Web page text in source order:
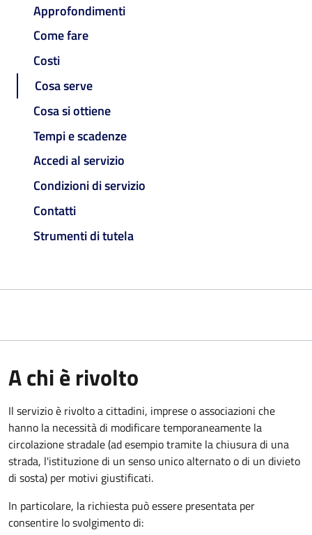
Approfondimenti
Come fare
Costi
Cosa serve
Cosa si ottiene
Tempi e scadenze
Accedi al servizio
Condizioni di servizio
Contatti
Strumenti di tutela
A chi è rivolto
Il servizio è rivolto a cittadini, imprese o associazioni che
hanno la necessità di modificare temporaneamente la
circolazione stradale (ad esempio tramite la chiusura di una
strada, l'istituzione di un senso unico alternato o di un divieto
di sosta) per motivi giustificati.
In particolare, la richiesta può essere presentata per
consentire lo svolgimento di: